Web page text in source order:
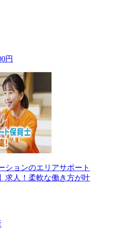
円
ションのエリアサポート
求人！柔軟な働き方が叶